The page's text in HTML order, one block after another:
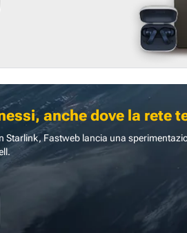
anche dove la rete
Starlink, Fastweb lancia una